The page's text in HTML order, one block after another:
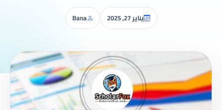
يناير 27, 2025 Bana